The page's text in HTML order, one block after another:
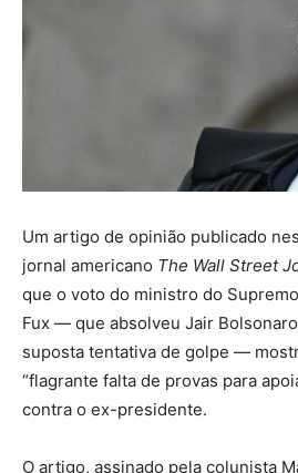
Um artigo de opinião publicado
jornal americano The Wall Street
que o voto do ministro do
Fux — que absolveu Jair
suposta tentativa de golpe —
“flagrante falta de provas para
contra o ex-presidente.
O artigo, assinado pela colunista